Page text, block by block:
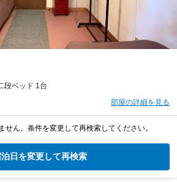
段ベッド 1台
部屋の詳細を見る
せん。条件を変更して再検索してください。
日を変更して再検索